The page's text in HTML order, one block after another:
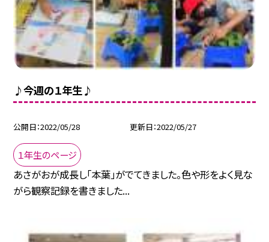
♪今週の１年生♪
公開日 2022/05/28 更新日 2022/05/27
１年生のページ
あさがおが成長し「本葉」がでてきました。色や形をよく見な
がら観察記録を書きました...